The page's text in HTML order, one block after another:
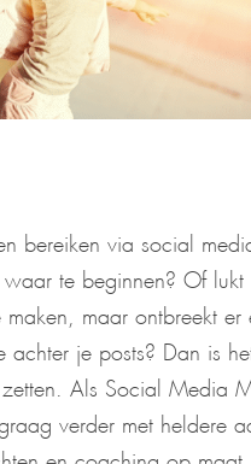
bereiken via social
te beginnen? Of lukt
maken, maar ontbreekt er
achter je posts? Dan is
zetten. Als Social Media
verder met heldere
en coaching op maat.